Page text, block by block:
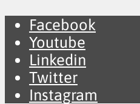
Facebook
Youtube
Linkedin
Twitter
Instagram